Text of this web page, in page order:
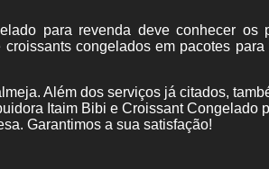
para revenda deve conhecer os
congelados em pacotes para
Além dos serviços já citados,
Itaim Bibi e Croissant Congelado
Garantimos a sua satisfação!